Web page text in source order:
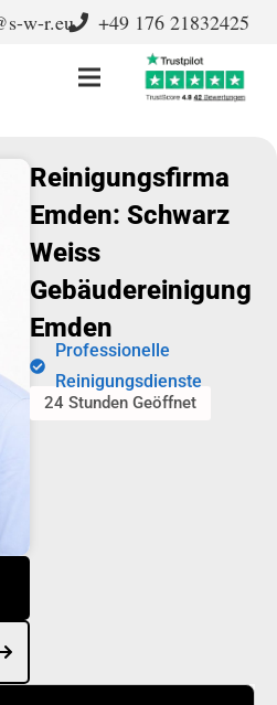
w-r.eu +49 176 21832425
Reinigungsfirma
Emden: Schwarz
Weiss
Gebäudereinigung
Emden
Professionelle
Reinigungsdienste
24 Stunden Geöffnet